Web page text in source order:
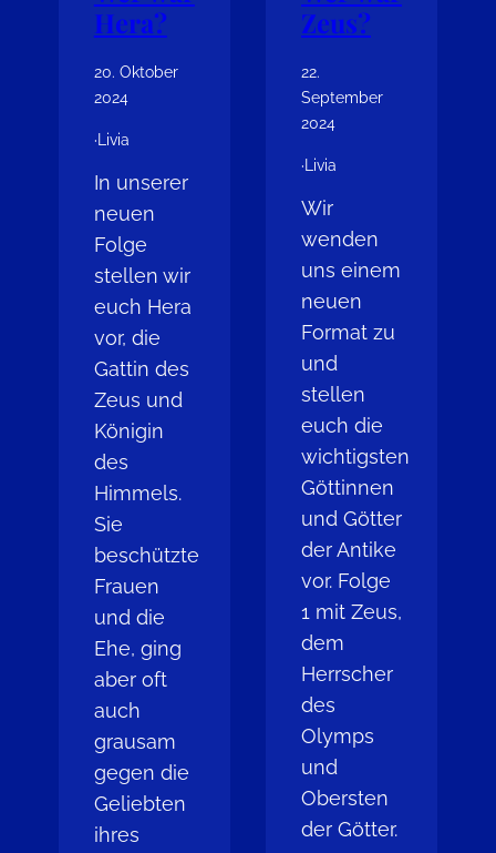
Hera?
20. Oktober
2024
·Livia
In unserer
neuen
Folge
stellen wir
euch Hera
vor, die
Gattin des
Zeus und
Königin
des
Himmels.
Sie
beschützte
Frauen
und die
Ehe, ging
aber oft
auch
grausam
gegen die
Geliebten
ihres
Zeus?
22.
September
2024
·Livia
Wir
wenden
uns einem
neuen
Format zu
und
stellen
euch die
wichtigsten
Göttinnen
und Götter
der Antike
vor. Folge
1 mit Zeus,
dem
Herrscher
des
Olymps
und
Obersten
der Götter.